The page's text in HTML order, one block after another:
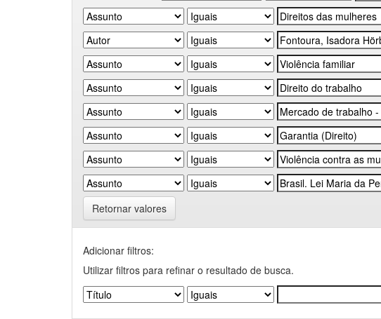
Retornar valores
Adicionar filtros:
Utilizar filtros para refinar o resultado de busca.